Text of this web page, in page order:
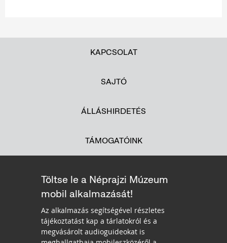
KAPCSOLAT
SAJTÓ
ÁLLÁSHIRDETÉS
TÁMOGATÓINK
Töltse le a Néprajzi Múzeum
mobil alkalmazását!
Az alkalmazás segítségével részletes
tájékoztatást kap a tárlatokról és a
megvásárolt audioguideokat is